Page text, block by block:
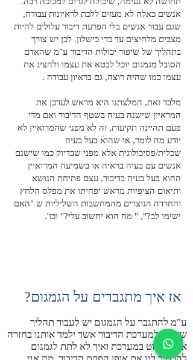
אנשים כאלה לא מעזים ללכת לראיונות עבודה,
שגם עבור אנשים בלי הפרעת דיבור עלולים להיות
מצבים מלחיצים עד כדי כישלון. לכן יש צורך
בתהליך של שיפור יכולות הדיבור ע"מ שהאדם
הסובל מגמגום יוכל לבטא את עצמו ולהציג את
עצמו כמו שהיה רוצה, גם בראיון עבודה .
מלבד זאת, המלצתנו היא מראש לעדכן את
המראיין שישנה בעיה בשטף הדיבור ואם מדי
פעם תהיינה תקיעות, זה לא מפני שהמרואיין לא
יודע מה לומר, או שהוא בעל בעיה
שכלית/פסיכולוגית אלא מפני שבדיוק כמו שישנם
אנשים עם בעיה בראיה או בשמיעה המרואיין
ההוא בעל בעיה בדיבור. עצם פתיחת הנושא
ותיאום הציפיות מראש יפחיתו את מפלס הלחץ
והחרדה הנוצרים מהמחשבות השליליות ש "האם
ישימו לב?", " מה הוא יחשוב עלי?" וכו'.
אז איך מתגברים על הגמגום?
ע"מ להתגבר על הגמגום יש לעבור תהליך
שיקומי למערכת הדיבור אשר ילמד אותנו בחזרה
איך לשלוט במערכת ואיך לא לתת לגמגום